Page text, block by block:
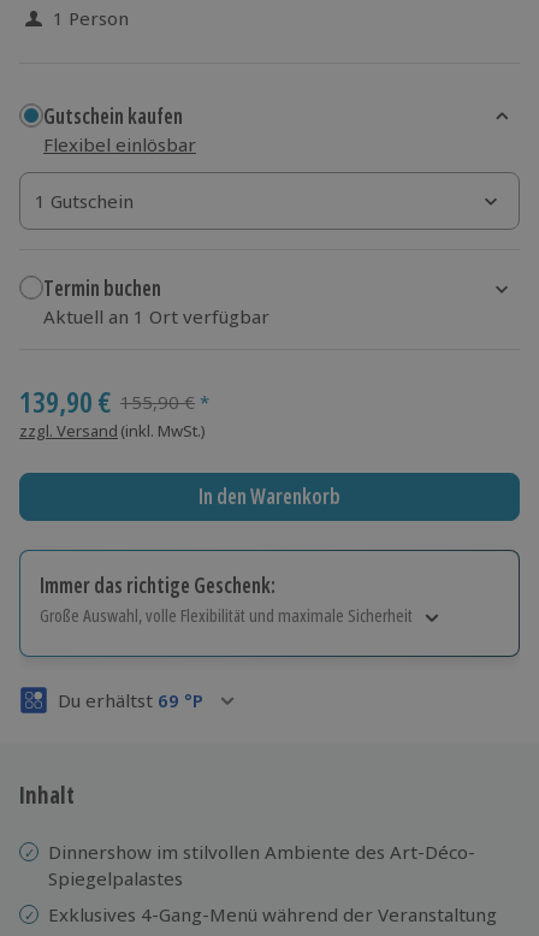
1 Person
Gutschein kaufen
Flexibel einlösbar
1 Gutschein
1 Gutschein
1 Gutschein
Termin buchen
Aktuell an 1 Ort verfügbar
139,90 € Streichpreis
155,90 € *
zzgl. Versand (inkl. MwSt.)
In den Warenkorb
Immer das richtige Geschenk:
Große Auswahl, volle Flexibilität und maximale Sicherheit
Volle Flexibilität
3 Jahre gültig & verlängerbar.
Du erhältst 69 °P
Inhalt
Dinnershow im stilvollen Ambiente des Art-Déco-
Spiegelpalastes
Exklusives 4-Gang-Menü während der Veranstaltung